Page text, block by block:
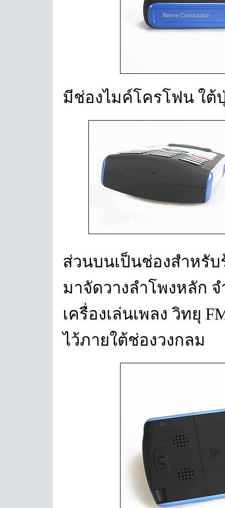
มีช่องไมค์โครโฟน ใต้
ส่วนบนเป็นช่องสำหรั
มาจัดวางลำโพงหลัก
เครื่องเล่นเพลง วิทยุ
ไว้ภายใต้ช่องวงกลม